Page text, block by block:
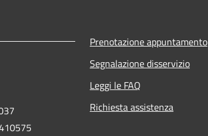
Prenotazione appuntamento
Segnalazione disservizio
Leggi le FAQ
Richiesta assistenza